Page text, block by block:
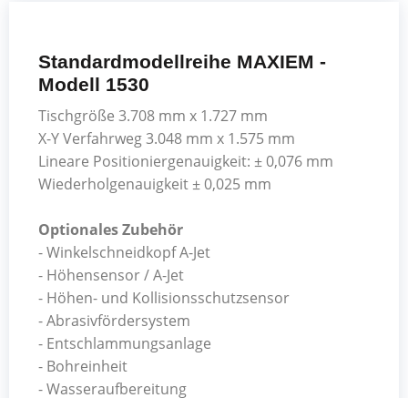
Standardmodellreihe MAXIEM -
Modell 1530
Tischgröße 3.708 mm x 1.727 mm
X-Y Verfahrweg 3.048 mm x 1.575 mm
Lineare Positioniergenauigkeit: ± 0,076 mm
Wiederholgenauigkeit ± 0,025 mm
Optionales Zubehör
- Winkelschneidkopf A-Jet
- Höhensensor / A-Jet
- Höhen- und Kollisionsschutzsensor
- Abrasivfördersystem
- Entschlammungsanlage
- Bohreinheit
- Wasseraufbereitung